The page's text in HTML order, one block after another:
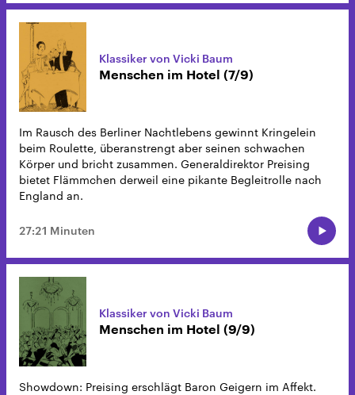
Klassiker von Vicki Baum
Menschen im Hotel (7/9)
Im Rausch des Berliner Nachtlebens gewinnt Kringelein
beim Roulette, überanstrengt aber seinen schwachen
Körper und bricht zusammen. Generaldirektor Preising
bietet Flämmchen derweil eine pikante Begleitrolle nach
England an.
27:21 Minuten
Klassiker von Vicki Baum
Menschen im Hotel (9/9)
Showdown: Preising erschlägt Baron Geigern im Affekt.